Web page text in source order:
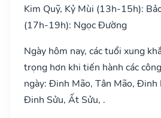
Kim Quỹ, Kỷ Mùi (13h-15h):
(17h-19h): Ngọc Đường
Ngày hôm nay, các tuổi xung
trọng hơn khi tiến hành các
ngày: Đinh Mão, Tân Mão, Đinh
Đinh Sửu, Ất Sửu, .